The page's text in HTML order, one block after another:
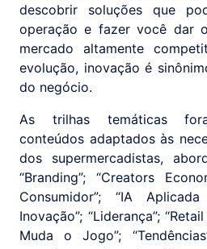
descobrir soluções que
operação e fazer você dar
mercado altamente
evolução, inovação é
do negócio.
As trilhas temáticas
conteúdos adaptados às
dos supermercadistas,
“Branding”; “Creators
Consumidor”; “IA
Inovação”; “Liderança”;
Muda o Jogo”;